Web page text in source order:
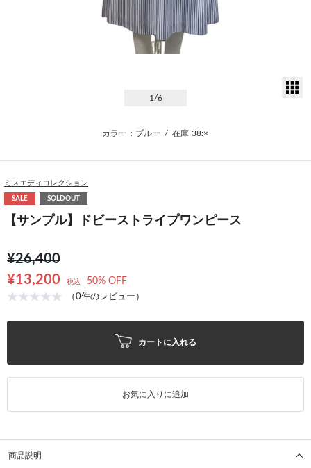
1 /6
カラー：ブルー / 在庫 38:×
ミスエディコレクション
SALE SOLDOUT
【サンプル】ドビーストライプワンピース
¥26,400
¥13,200
税込 50% OFF
（0件のレビュー）
カートに入れる
お気に入りに追加
商品説明